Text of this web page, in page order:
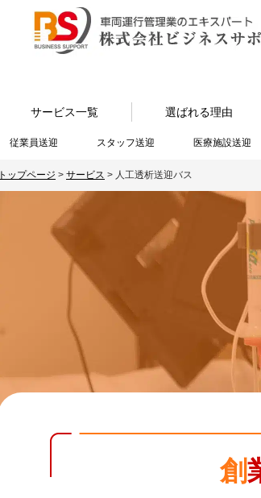
サービス一覧 選ばれる理由
従業員送迎 スタッフ送迎 医療施設送迎
トップページ > サービス > 人工透析送迎バス